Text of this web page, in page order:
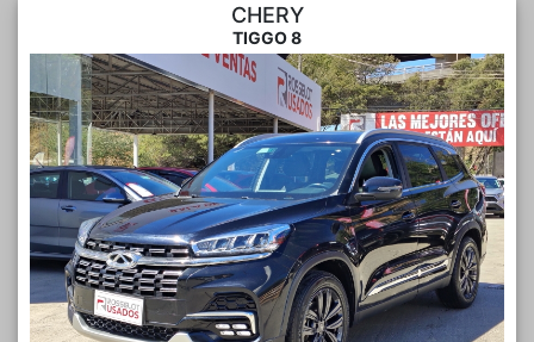
CHERY
TIGGO 8